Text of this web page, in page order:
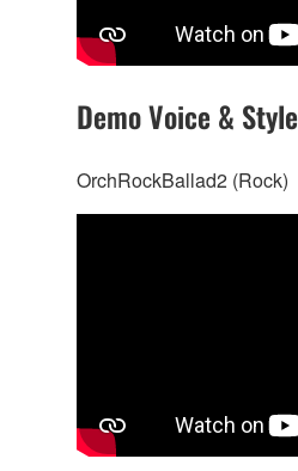
Demo Voice & Style
OrchRockBallad2 (Rock)